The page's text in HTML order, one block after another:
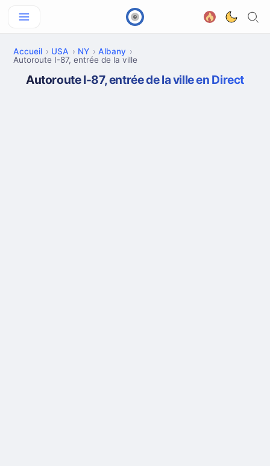
Accueil USA NY
Albany
Autoroute I-87, entrée de la ville
Autoroute I-87, entrée de la ville en Direct